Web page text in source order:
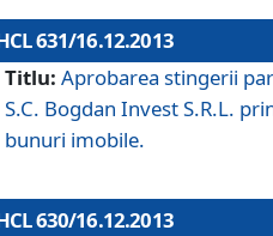
631/16.12.2013
Titlu: Aprobarea stingerii
S.C. Bogdan Invest S.R.L.
bunuri imobile.
630/16.12.2013